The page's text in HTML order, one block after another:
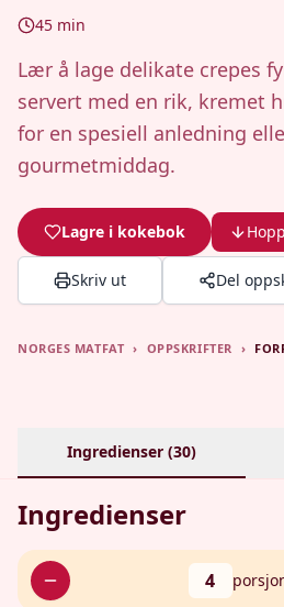
45 min
Lær å lage delikate crepes
servert med en rik, kremet
for en spesiell anledning
gourmetmiddag.
Lagre i kokebok
Skriv ut Del
NORGES MATFAT › OPPSKRIFTER ›
Ingredienser (30)
Ingredienser
4